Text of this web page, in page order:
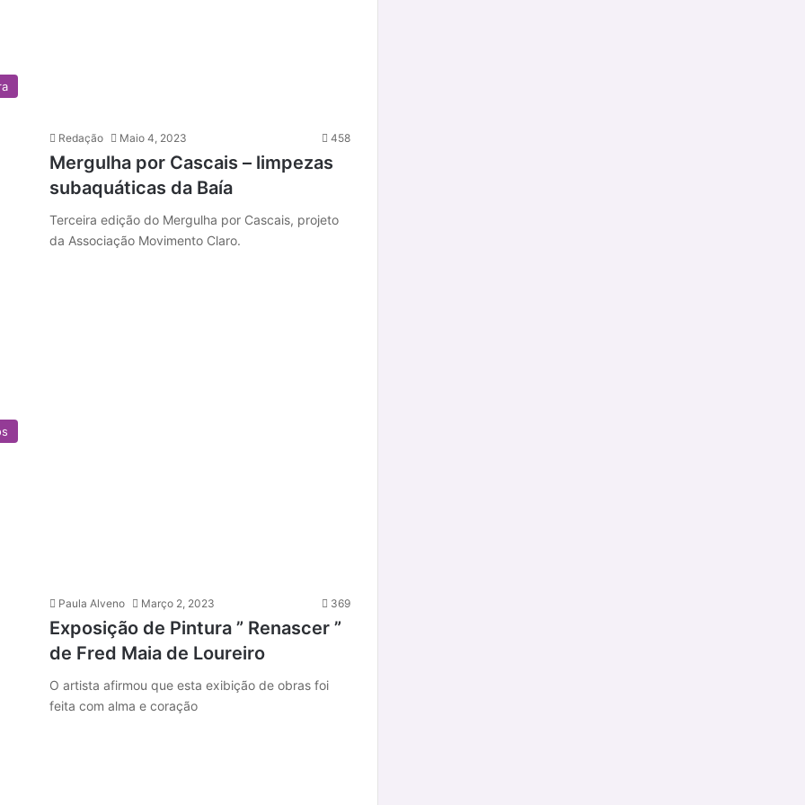
Redação Maio 4, 2023 458
Mergulha por Cascais – limpezas
subaquáticas da Baía
Terceira edição do Mergulha por Cascais, projeto
da Associação Movimento Claro.
Paula Alveno Março 2, 2023 369
Exposição de Pintura ” Renascer ”
de Fred Maia de Loureiro
O artista afirmou que esta exibição de obras foi
feita com alma e coração